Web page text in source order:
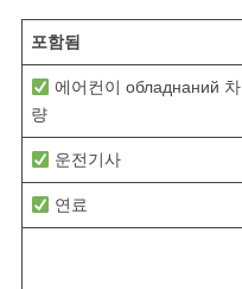
포함됨
에어컨이 обладнаний 차
량
운전기사
연료